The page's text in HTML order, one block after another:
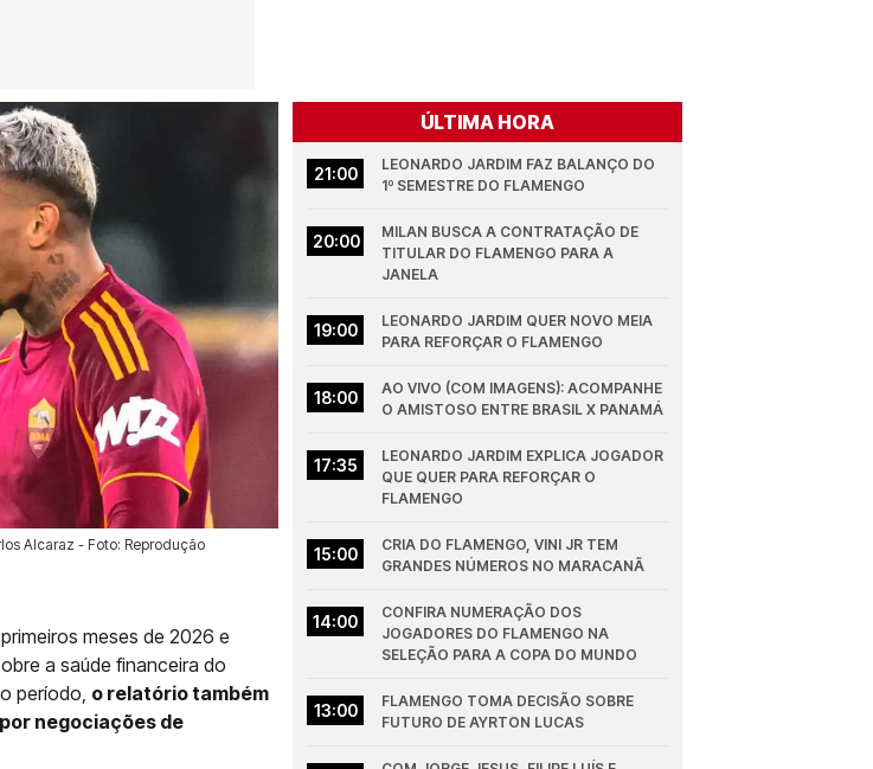
Alcaraz - Foto: Reprodução
meses de 2026 e
a saúde financeira do
período, o relatório também
negociações de
ÚLTIMA HORA
21:00
LEONARDO JARDIM FAZ BALANÇO DO
1º SEMESTRE DO FLAMENGO
20:00
MILAN BUSCA A CONTRATAÇÃO DE
TITULAR DO FLAMENGO PARA A
JANELA
19:00
LEONARDO JARDIM QUER NOVO MEIA
PARA REFORÇAR O FLAMENGO
18:00
AO VIVO (COM IMAGENS): ACOMPANHE
O AMISTOSO ENTRE BRASIL X PANAMÁ
17:35
LEONARDO JARDIM EXPLICA JOGADOR
QUE QUER PARA REFORÇAR O
FLAMENGO
15:00
CRIA DO FLAMENGO, VINI JR TEM
GRANDES NÚMEROS NO MARACANÃ
14:00
CONFIRA NUMERAÇÃO DOS
JOGADORES DO FLAMENGO NA
SELEÇÃO PARA A COPA DO MUNDO
13:00
FLAMENGO TOMA DECISÃO SOBRE
FUTURO DE AYRTON LUCAS